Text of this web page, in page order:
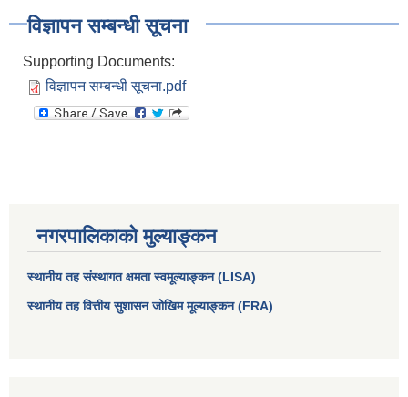
विज्ञापन सम्बन्धी सूचना
Supporting Documents:
विज्ञापन सम्बन्धी सूचना.pdf
नगरपालिकाको मुल्याङ्कन
स्थानीय तह संस्थागत क्षमता स्वमूल्याङ्कन (LISA)
स्थानीय तह वित्तीय सुशासन जोखिम मूल्याङ्कन (FRA)